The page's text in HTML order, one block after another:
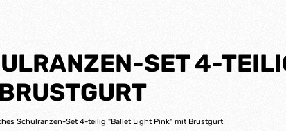
SET 4-
Schulranzen-Set 4-teilig "Ballet Light Pink" mit Brustgurt